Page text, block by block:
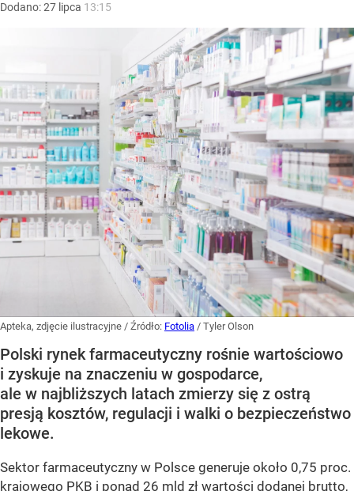
Dodano:27 lipca 13:15
Apteka, zdjęcie ilustracyjne / Źródło: Fotolia / Tyler Olson
Polski rynek farmaceutyczny rośnie wartościowo
i zyskuje na znaczeniu w gospodarce,
ale w najbliższych latach zmierzy się z ostrą
presją kosztów, regulacji i walki o bezpieczeństwo
lekowe.
Sektor farmaceutyczny w Polsce generuje około 0,75 proc.
krajowego PKB i ponad 26 mld zł wartości dodanej brutto,